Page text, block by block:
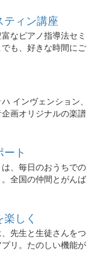
ティン講座
なピアノ指導法セミ
も、好きな時間にご
インヴェンション、
画オリジナルの楽譜
ト
は、毎日のおうちでの
全国の仲間とがんば
しく
、先生と生徒さんをつ
リ。たのしい機能が